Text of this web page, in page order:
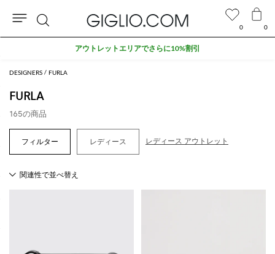
DESIGNERS FURLA
FURLA
165の商品
レディース レディース アウトレット
0 0
検
アウトレットエリアでさらに10%割引